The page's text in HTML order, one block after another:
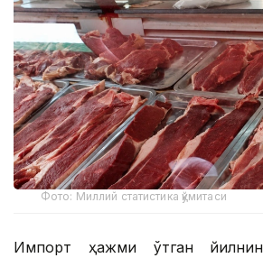
Фото: Миллий статистика қўмитаси
Импорт ҳажми ўтган